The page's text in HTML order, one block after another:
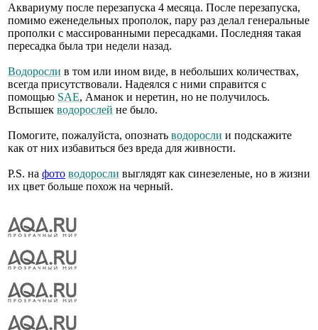
Аквариуму после перезапуска 4 месяца. После перезапуска,
помимо еженедельных прополок, пару раз делал генеральные
прополки с массированными пересадками. Последняя такая
пересадка была три недели назад.
Водоросли в том или ином виде, в небольших количествах,
всегда присутствовали. Надеялся с ними справится с
помощью SAE, Аманок и неретин, но не получилось.
Вспышек водорослей не было.
Помогите, пожалуйста, опознать водоросли и подскажите
как от них избавиться без вреда для живности.
P.S. на фото водоросли выглядят как синезеленые, но в жизни
их цвет больше похож на черный.